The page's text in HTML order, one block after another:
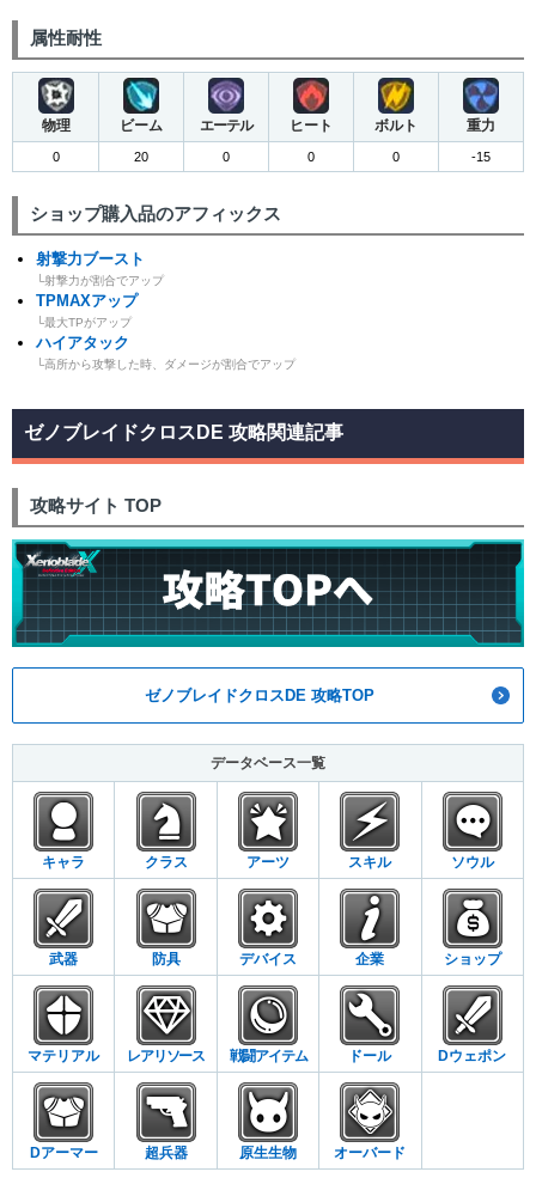
属性耐性
物理 ビーム エーテル ヒート ボルト 重力
0 20 0 0 0 -15
ショップ購入品のアフィックス
射撃力ブースト
└射撃力が割合でアップ
TPMAXアップ
└最大TPがアップ
ハイアタック
└高所から攻撃した時、ダメージが割合でアップ
ゼノブレイドクロスDE 攻略関連記事
攻略サイト TOP
ゼノブレイドクロスDE 攻略TOP
データベース一覧
キャラ クラス アーツ スキル ソウル
武器 防具 デバイス 企業 ショップ
マテリアル レアリソース 戦闘アイテム ドール Dウェポン
Dアーマー 超兵器 原生生物 オーバード